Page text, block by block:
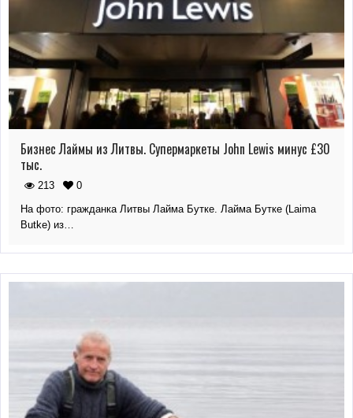
Бизнес Лаймы из Литвы. Супермаркеты John Lewis минус £30
тыс.
213
0
На фото: гражданка Литвы Лайма Бутке. Лайма Бутке (Laima
Butke) из…